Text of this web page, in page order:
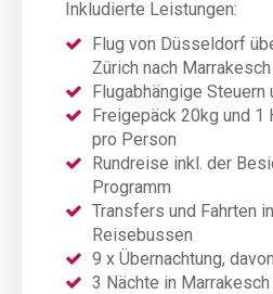
Inkludierte Leistungen:
Flug von Düsseldorf
Zürich nach
Flugabhängige Steuern
Freigepäck 20kg und 1
pro Person
Rundreise inkl. der
Programm
Transfers und Fahrten
Reisebussen
9 x Übernachtung, davon
3 Nächte in